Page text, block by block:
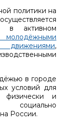
политики на
в активном
движениями,
в городе
условий для
физически и
социально
России.